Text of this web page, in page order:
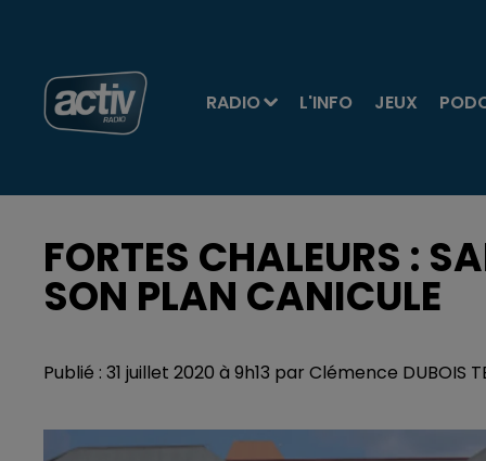
RADIO L'INFO JEUX
FORTES CHALEURS :
SON PLAN CANICULE
Publié : 31 juillet 2020 à 9h13 par Clémence DUBOIS